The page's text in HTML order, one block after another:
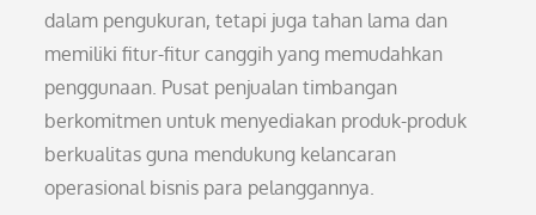
dalam pengukuran, tetapi juga tahan lama dan
memiliki fitur-fitur canggih yang memudahkan
penggunaan. Pusat penjualan timbangan
berkomitmen untuk menyediakan produk-produk
berkualitas guna mendukung kelancaran
operasional bisnis para pelanggannya.